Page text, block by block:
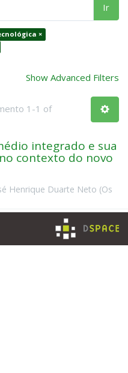
Ir
×
Show Advanced Filters
1-1 of
integrado e sua
contexto do novo
Henrique Duarte Neto (Os